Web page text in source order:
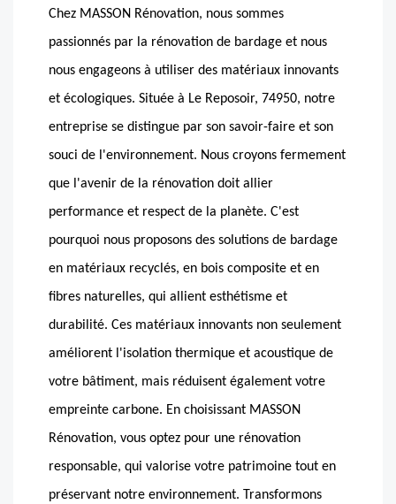
Chez MASSON Rénovation, nous sommes
passionnés par la rénovation de bardage et nous
nous engageons à utiliser des matériaux innovants
et écologiques. Située à Le Reposoir, 74950, notre
entreprise se distingue par son savoir-faire et son
souci de l'environnement. Nous croyons fermement
que l'avenir de la rénovation doit allier
performance et respect de la planète. C'est
pourquoi nous proposons des solutions de bardage
en matériaux recyclés, en bois composite et en
fibres naturelles, qui allient esthétisme et
durabilité. Ces matériaux innovants non seulement
améliorent l'isolation thermique et acoustique de
votre bâtiment, mais réduisent également votre
empreinte carbone. En choisissant MASSON
Rénovation, vous optez pour une rénovation
responsable, qui valorise votre patrimoine tout en
préservant notre environnement. Transformons